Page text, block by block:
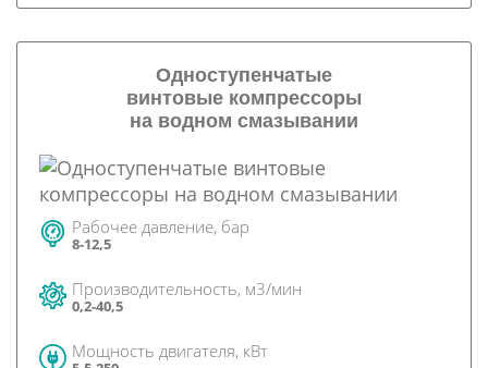
Одноступенчатые
винтовые компрессоры
на водном смазывании
Рабочее давление, бар
8-12,5
Производительность, м3/мин
0,2-40,5
Мощность двигателя, кВт